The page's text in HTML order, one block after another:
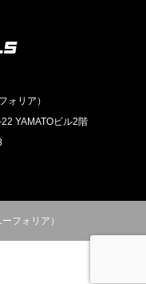
ォリア）
YAMATOビル2階
フォリア）